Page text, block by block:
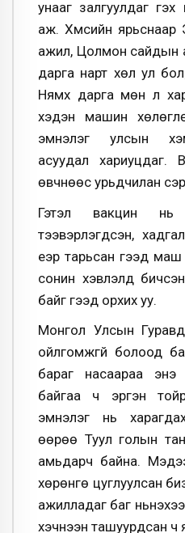
унааг залгуулдаг гэх
аж. Хүмүүсийн
ажил, Цолмон сайдын
дарга нарт хөл ул
Нямхүү дарга мөн л
хэдэн машин
эмнэлэг улсын
асуудал хариуцдаг.
өвчнөөс урьдчилан
Гэтэл вакцин нь
тээвэрлэгдсэн,
үеэр тарьсан гээд
сонин хэвлэлд
байг гээд орхих уу.
Монгол Улсын
ойлгомжгүй болоод
бараг насаараа энэ
байгаа ч эргэн
эмнэлэг нь
өөрөө Туул голын
амьдарч байна.
хөрөнгө цуглуулсан
ажилладаг баг
хэчнээн ташуурдсан ч